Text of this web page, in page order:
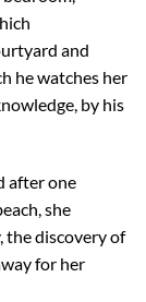
and
he watches her
by his
after one
she
the discovery of
for her